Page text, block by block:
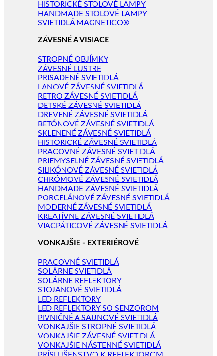
HISTORICKÉ STOLOVÉ LAMPY
HANDMADE STOLOVÉ LAMPY
SVIETIDLÁ MAGNETICO®
ZÁVESNÉ A VISIACE
STROPNÉ OBJÍMKY
ZÁVESNÉ LUSTRE
PRISADENÉ SVIETIDLÁ
LANOVÉ ZÁVESNÉ SVIETIDLÁ
RETRO ZÁVESNÉ SVIETIDLÁ
DETSKÉ ZÁVESNÉ SVIETIDLÁ
DREVENÉ ZÁVESNÉ SVIETIDLÁ
BETÓNOVÉ ZÁVESNÉ SVIETIDLÁ
SKLENENÉ ZÁVESNÉ SVIETIDLÁ
HISTORICKÉ ZÁVESNÉ SVIETIDLÁ
PRACOVNÉ ZÁVESNÉ SVIETIDLÁ
PRIEMYSELNÉ ZÁVESNÉ SVIETIDLÁ
SILIKÓNOVÉ ZÁVESNÉ SVIETIDLÁ
CHRÓMOVÉ ZÁVESNÉ SVIETIDLÁ
HANDMADE ZÁVESNÉ SVIETIDLÁ
PORCELÁNOVÉ ZÁVESNÉ SVIETIDLÁ
MODERNÉ ZÁVESNÉ SVIETIDLÁ
KREATÍVNE ZÁVESNÉ SVIETIDLÁ
VIACPÄTICOVÉ ZÁVESNÉ SVIETIDLÁ
VONKAJŠIE - EXTERIÉROVÉ
PRACOVNÉ SVIETIDLÁ
SOLÁRNE SVIETIDLÁ
SOLÁRNE REFLEKTORY
STOJANOVÉ SVIETIDLÁ
LED REFLEKTORY
LED REFLEKTORY SO SENZOROM
PIVNIČNÉ A SAUNOVÉ SVIETIDLÁ
VONKAJŠIE STROPNÉ SVIETIDLÁ
VONKAJŠIE ZÁVESNÉ SVIETIDLÁ
VONKAJŠIE NÁSTENNÉ SVIETIDLÁ